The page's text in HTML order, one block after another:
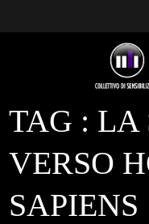
TAG : LA
VERSO
SAPIENS